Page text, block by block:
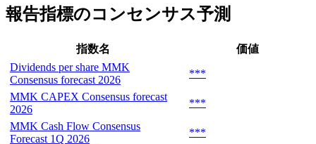
報告指標のコンセンサス予測
指数名
価値
Dividends per share MMK
Consensus forecast 2026
***
MMK CAPEX Consensus forecast
2026
***
MMK Cash Flow Consensus
Forecast 1Q 2026
***